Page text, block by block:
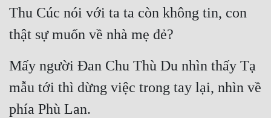
Thu Cúc nói với ta ta còn không tin, con
thật sự muốn về nhà mẹ đẻ?
Mấy người Đan Chu Thù Du nhìn thấy Tạ
mẫu tới thì dừng việc trong tay lại, nhìn về
phía Phù Lan.